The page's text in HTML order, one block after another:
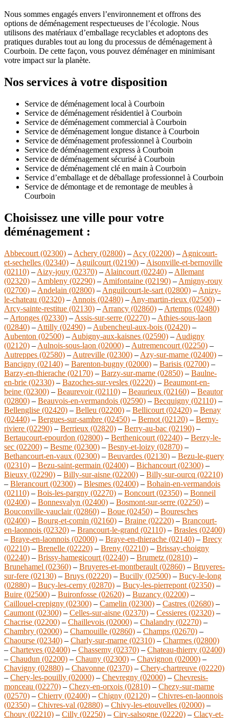
Nous sommes engagés envers l’environnement et offrons des
options de déménagement respectueuses de l’écologie. Nous
utilisons des matériaux d’emballage recyclables et adoptons des
pratiques durables tout au long du processus de déménagement à
Courboin. De cette façon, vous pouvez déménager en minimisant
votre impact sur la planète.
Nos services à votre disposition
Service de déménagement local à Courboin
Service de déménagement résidentiel à Courboin
Service de déménagement commercial à Courboin
Service de déménagement longue distance à Courboin
Service de déménagement professionnel à Courboin
Service de déménagement express à Courboin
Service de déménagement sécurisé à Courboin
Service de déménagement clé en main à Courboin
Service d’emballage et de déballage professionnel à Courboin
Service de démontage et de remontage de meubles à
Courboin
Choisissez une ville pour votre
déménagement :
Abbecourt (02300) – Achery (02800) – Acy (02200) – Agnicourt-
et-sechelles (02340) – Aguilcourt (02190) – Aisonville-et-bernoville
(02110) – Aizy-jouy (02370) – Alaincourt (02240) – Allemant
(02320) – Ambleny (02290) – Amifontaine (02190) – Amigny-rouy
(02700) – Andelain (02800) – Anguilcourt-le-sart (02800) – Anizy-
le-chateau (02320) – Annois (02480) – Any-martin-rieux (02500) –
Arcy-sainte-restitue (02130) – Arrancy (02860) – Artemps (02480)
– Artonges (02330) – Assis-sur-serre (02270) – Athies-sous-laon
(02840) – Attilly (02490) – Aubencheul-aux-bois (02420) –
Aubenton (02500) – Aubigny-aux-kaisnes (02590) – Audigny
(02120) – Aulnois-sous-laon (02000) – Autremencourt (02250) –
Autreppes (02580) – Autreville (02300) – Azy-sur-marne (02400) –
Bancigny (02140) – Barenton-bugny (02000) – Barisis (02700) –
Barzy-en-thierache (02170) – Barzy-sur-marne (02850) – Baulne-
en-brie (02330) – Bazoches-sur-vesles (02220) – Beaumont-en-
beine (02300) – Beaurevoir (02110) – Beaurieux (02160) – Beautor
(02800) – Beauvois-en-vermandois (02590) – Becquigny (02110) –
Bellenglise (02420) – Belleu (02200) – Bellicourt (02420) – Benay
(02440) – Bergues-sur-sambre (02450) – Bernot (02120) – Berny-
riviere (02290) – Berrieux (02820) – Berry-au-bac (02190) –
Bertaucourt-epourdon (02800) – Berthenicourt (02240) – Berzy-le-
sec (02200) – Besme (02300) – Besny-et-loizy (02870) –
Bethancourt-en-vaux (02300) – Beuvardes (02130) – Bezu-le-guery
(02310) – Bezu-saint-germain (02400) – Bichancourt (02300) –
Bieuxy (02290) – Billy-sur-aisne (02200) – Billy-sur-ourcq (02210)
– Blerancourt (02300) – Blesmes (02400) – Bohain-en-vermandois
(02110) – Bois-les-pargny (02270) – Boncourt (02350) – Bonneil
(02400) – Bonnesvalyn (02400) – Bosmont-sur-serre (02250) –
Bouconville-vauclair (02860) – Boue (02450) – Bouresches
(02400) – Bourg-et-comin (02160) – Braine (02220) – Brancourt-
en-laonnois (02320) – Brancourt-le-grand (02110) – Brasles (02400)
– Braye-en-laonnois (02000) – Braye-en-thierache (02140) – Brecy
(02210) – Brenelle (02220) – Breny (02210) – Brissay-choigny
(02240) – Brissy-hamegicourt (02240) – Brumetz (02810) –
Brunehamel (02360) – Bruyeres-et-montberault (02860) – Bruyeres-
sur-fere (02130) – Bruys (02220) – Bucilly (02500) – Bucy-le-long
(02880) – Bucy-les-cerny (02870) – Bucy-les-pierrepont (02350) –
Buire (02500) – Buironfosse (02620) – Buzancy (02200) –
Caillouel-crepigny (02300) – Camelin (02300) – Castres (02680) –
Caumont (02300) – Celles-sur-aisne (02370) – Cessieres (02320) –
Chacrise (02200) – Chaillevois (02000) – Chalandry (02270) –
Chambry (02000) – Chamouille (02860) – Champs (02670) –
Chaourse (02340) – Charly-sur-marne (02310) – Charmes (02800)
– Charteves (02400) – Chassemy (02370) – Chateau-thierry (02400)
– Chaudun (02200) – Chauny (02300) – Chavignon (02000) –
Chavigny (02880) – Chavonne (02370) – Chery-chartreuve (02220)
– Chery-les-pouilly (02000) – Chevregny (02000) – Chevresis-
monceau (02270) – Chezy-en-orxois (02810) – Chezy-sur-marne
(02570) – Chierry (02400) – Chigny (02120) – Chivres-en-laonnois
(02350) – Chivres-val (02880) – Chivy-les-etouvelles (02000) –
Chouy (02210) – Cilly (02250) – Ciry-salsogne (02220) – Clacy-et-